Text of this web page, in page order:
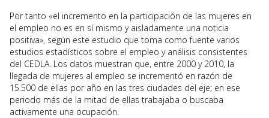
Por tanto «el incremento en la participación de las mujeres en
el empleo no es en sí mismo y aisladamente una noticia
positiva», según este estudio que toma como fuente varios
estudios estadísticos sobre el empleo y análisis consistentes
del CEDLA. Los datos muestran que, entre 2000 y 2010, la
llegada de mujeres al empleo se incrementó en razón de
15.500 de ellas por año en las tres ciudades del eje; en ese
periodo más de la mitad de ellas trabajaba o buscaba
activamente una ocupación.